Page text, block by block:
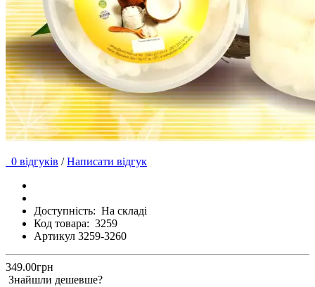
0 відгуків / Написати відгук
Доступність: На складі
Код товара: 3259
Артикул 3259-3260
349.00грн
Знайшли дешевше?